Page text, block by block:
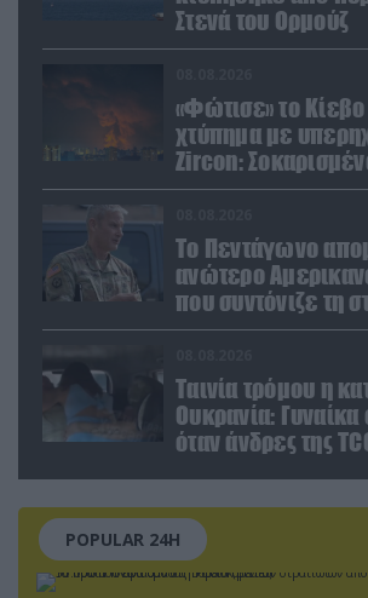
Στενά του Ορμούζ
«Φώτισε» το
χτύπημα με
Zircon:
κατέγραψε τη
Το Πεντάγωνο
ανώτερο
που συντόνιζε τη
βοήθεια προς την
Ταινία τρόμου η
Ουκρανία: Γυναίκα
όταν άνδρες της
POPULAR 24H